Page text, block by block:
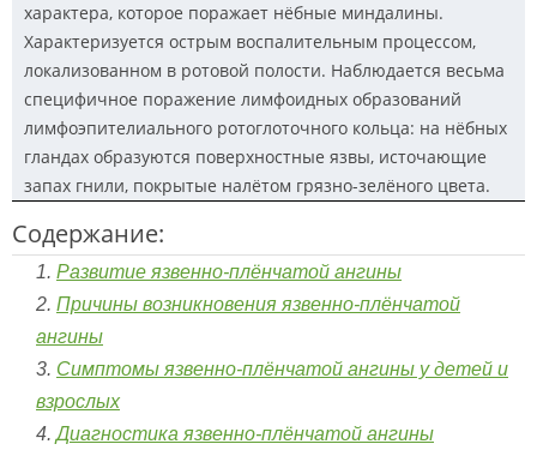
характера, которое поражает нёбные миндалины.
Характеризуется острым воспалительным процессом,
локализованном в ротовой полости. Наблюдается весьма
специфичное поражение лимфоидных образований
лимфоэпителиального ротоглоточного кольца: на нёбных
гландах образуются поверхностные язвы, источающие
запах гнили, покрытые налётом грязно-зелёного цвета.
Содержание:
Развитие язвенно-плёнчатой ангины
Причины возникновения язвенно-плёнчатой
ангины
Симптомы язвенно-плёнчатой ангины у детей и
взрослых
Диагностика язвенно-плёнчатой ангины